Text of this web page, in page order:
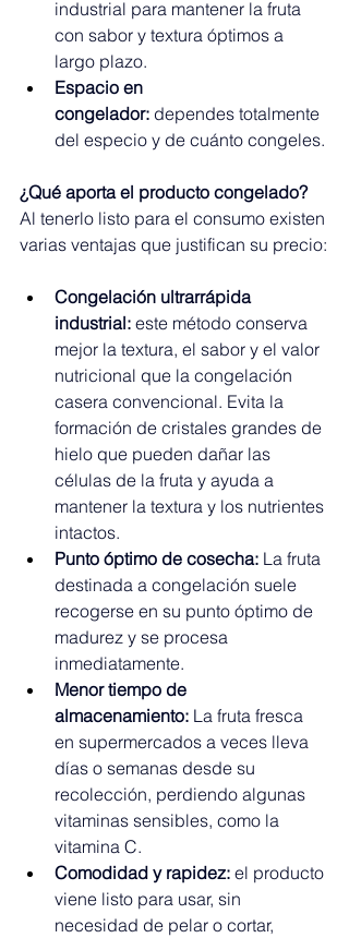
industrial para mantener la fruta
con sabor y textura óptimos a
largo plazo.
Espacio en
congelador: dependes totalmente
del especio y de cuánto congeles.
¿Qué aporta el producto congelado?
Al tenerlo listo para el consumo existen
varias ventajas que justifican su precio:
Congelación ultrarrápida
industrial: este método conserva
mejor la textura, el sabor y el valor
nutricional que la congelación
casera convencional. Evita la
formación de cristales grandes de
hielo que pueden dañar las
células de la fruta y ayuda a
mantener la textura y los nutrientes
intactos.
Punto óptimo de cosecha: La fruta
destinada a congelación suele
recogerse en su punto óptimo de
madurez y se procesa
inmediatamente.
Menor tiempo de
almacenamiento: La fruta fresca
en supermercados a veces lleva
días o semanas desde su
recolección, perdiendo algunas
vitaminas sensibles, como la
vitamina C.
Comodidad y rapidez: el producto
viene listo para usar, sin
necesidad de pelar o cortar,